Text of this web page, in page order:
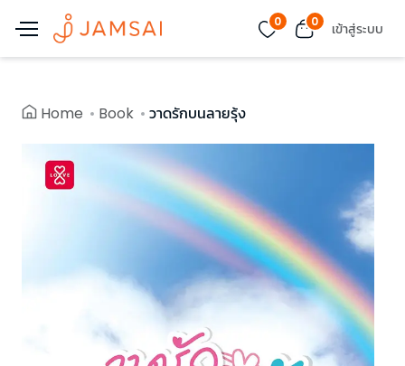
0 0 เข้าสู่ระบบ
Home Book วาดรักบนลายรุ้ง